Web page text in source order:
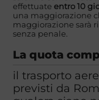
effettuate entro 10
una maggiorazione
maggiorazione sarà
senza penale.
La quota
il trasporto
previsti da